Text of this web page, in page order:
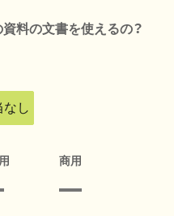
料の文書を使えるの？
なし
商用